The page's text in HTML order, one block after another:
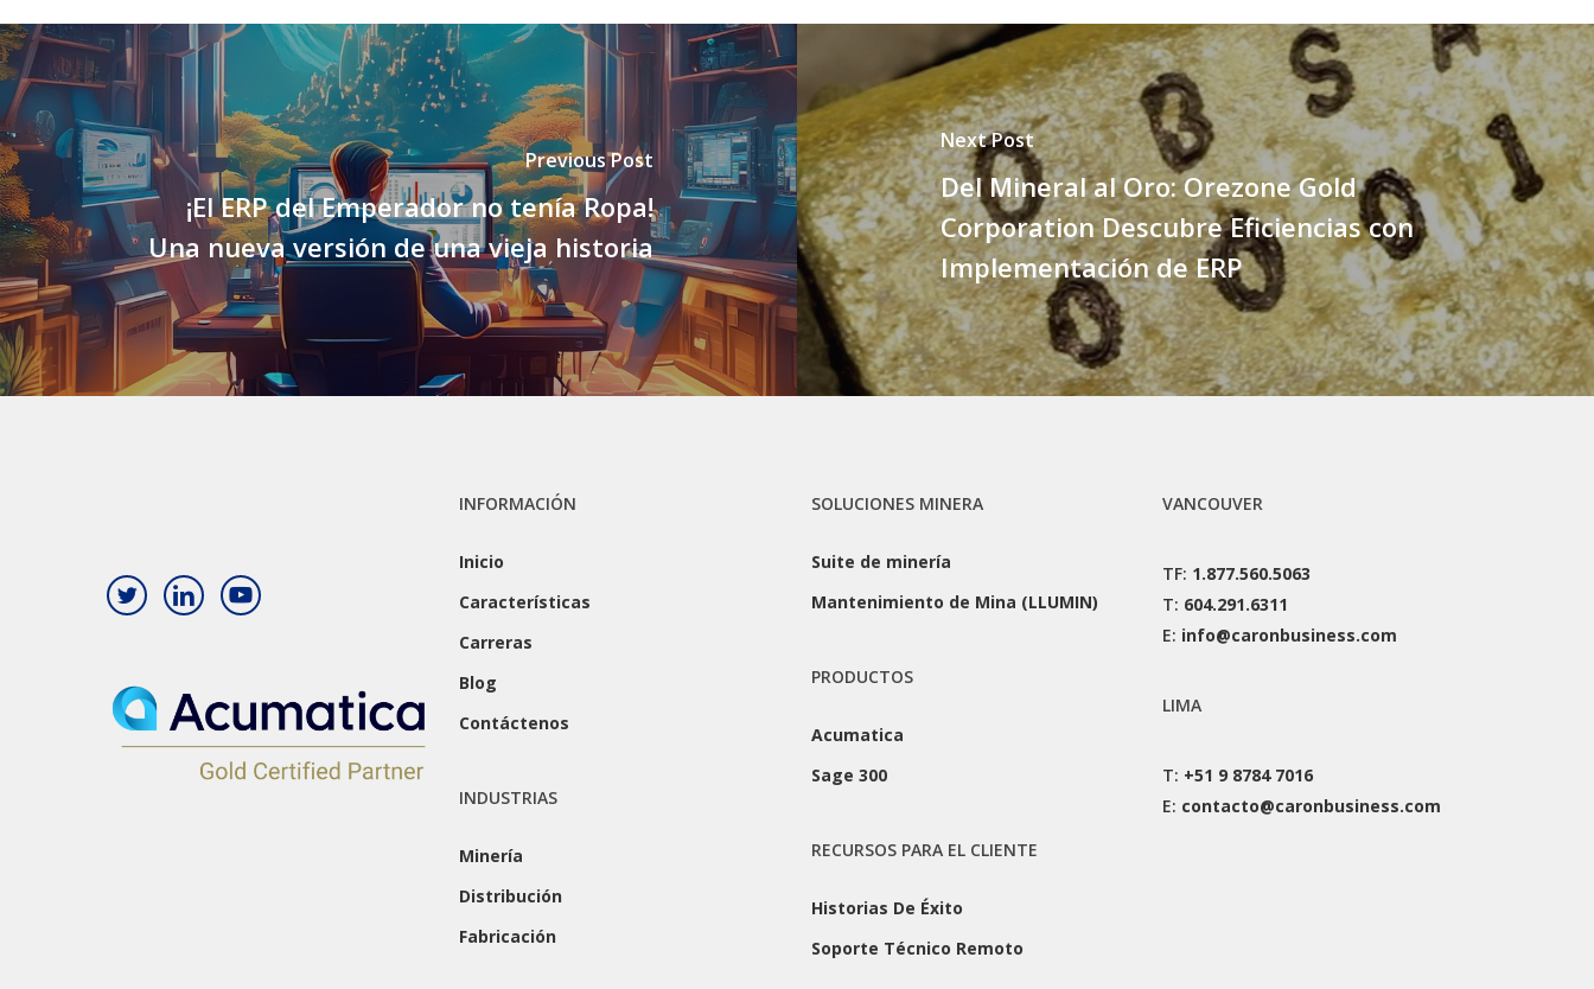
Previous Post
¡El ERP del Emperador no tenía Ropa!
Una nueva versión de una vieja historia
Next Post
Del Mineral al Oro: Orezone Gold
Corporation Descubre Eficiencias con
Implementación de ERP
INFORMACIÓN
Inicio
Características
Carreras
Blog
Contáctenos
INDUSTRIAS
Minería
Distribución
Fabricación
SOLUCIONES MINERA
Suite de minería
Mantenimiento de Mina (LLUMIN)
PRODUCTOS
Acumatica
Sage 300
RECURSOS PARA EL CLIENTE
Historias De Éxito
Soporte Técnico Remoto
VANCOUVER
TF: 1.877.560.5063
T: 604.291.6311
E: info@caronbusiness.com
LIMA
T: +51 9 8784 7016
E: contacto@caronbusiness.com